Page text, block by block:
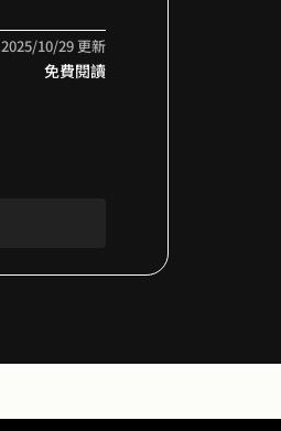
2025/10/29 更新
免費閱讀